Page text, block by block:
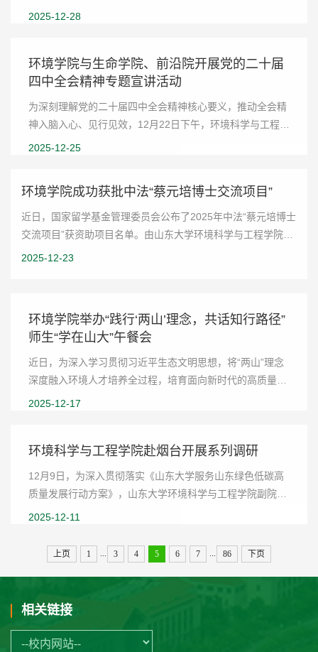
程学院召开融媒体中心2025年度总结会暨十二月全体例会。
2025-12-28
环境学院与生命学院、前沿院开展党的二十届
四中全会精神专题宣讲活动
为深刻理解党的二十届四中全会精神核心要义，推动全会精
神入脑入心、见行见效，12月22日下午，环境科学与工程学
院、生命科学学院、前沿交叉科学青岛研究院联合举办党的
2025-12-25
环境学院成功获批中法“蔡元培博士交流项目”
近日，国家留学基金管理委员会公布了2025年中法“蔡元培博士
交流项目”获资助项目名单。由山东大学环境科学与工程学院申
报的“沿海城市低空大气污染关键过程研究”项目通过中法双方联
2025-12-23
环境学院举办“践行‘两山’理念，共话知行路径”
师生“学在山大”午餐会
近日，为深入学习贯彻习近平生态文明思想，将“两山”理念
深度融入环境人才培养全过程，培育面向新时代的高质量环
境人才，环境科学与工程学院在淦昌苑举办“践行‘两山’理
2025-12-17
环境科学与工程学院赴烟台开展系列调研
12月9日，为深入贯彻落实《山东大学服务山东绿色低碳高
质量发展行动方案》，山东大学环境科学与工程学院副院长
刘春光教授、研究员高海萍、助理研究员朱有才一行赴烟台
2025-12-11
上页 1 3 4 5 6 7 86 下页
相关链接